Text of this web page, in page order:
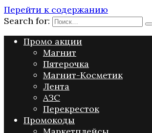
Перейти к содержанию
Search for:
Промо акции
Магнит
Пятерочка
Магнит-Косметик
Лента
АЗС
Перекресток
Промокоды